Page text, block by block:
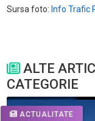
Sursa foto: Info Trafic
ALTE
CATEGORIE
ACTUALITATE